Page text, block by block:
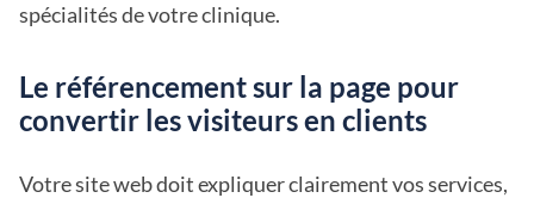
spécialités de votre clinique.
Le référencement sur la page pour
convertir les visiteurs en clients
Votre site web doit expliquer clairement vos services,